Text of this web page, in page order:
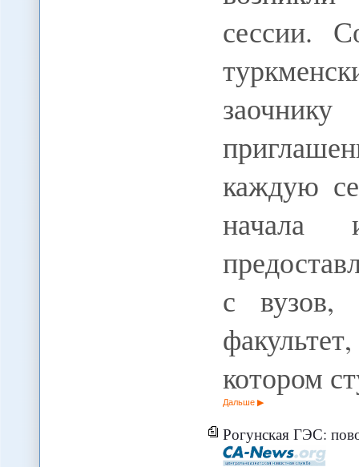
сессии.
каждую
начала
с вузов,
котором
Дальше
Рогунская ГЭС: